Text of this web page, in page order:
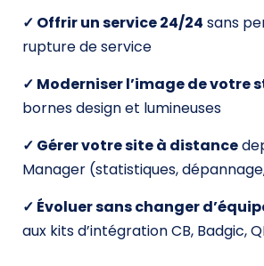
✓ Offrir un service 24/24 sans
rupture de service
✓ Moderniser l’image de votre
bornes design et lumineuses
✓ Gérer votre site à distance
Manager (statistiques,
✓ Évoluer sans changer
aux kits d’intégration CB, Badgic,